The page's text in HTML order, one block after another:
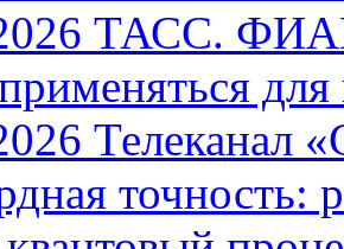
ТАСС.
Телеканал
точность: